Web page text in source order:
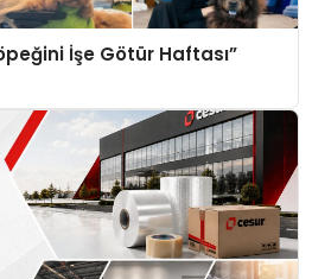
İşe Götür Haftası”